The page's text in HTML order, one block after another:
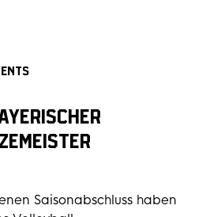
Saisonabschluss haben